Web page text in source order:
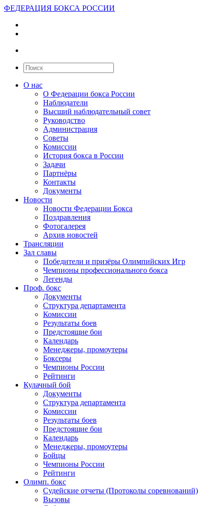
ФЕДЕРАЦИЯ БОКСА РОССИИ
О нас
О Федерации бокса России
Наблюдатели
Высший наблюдательный совет
Руководство
Администрация
Советы
Комиссии
История бокса в России
Задачи
Партнёры
Контакты
Документы
Новости
Новости Федерации Бокса
Поздравления
Фотогалерея
Архив новостей
Трансляции
Зал славы
Победители и призёры Олимпийских Игр
Чемпионы профессионального бокса
Легенды
Проф. бокс
Документы
Структура департамента
Комиссии
Результаты боев
Предстоящие бои
Календарь
Менеджеры, промоутеры
Боксеры
Чемпионы России
Рейтинги
Кулачный бой
Документы
Структура департамента
Комиссии
Результаты боев
Предстоящие бои
Календарь
Менеджеры, промоутеры
Бойцы
Чемпионы России
Рейтинги
Олимп. бокс
Судейские отчеты (Протоколы соревнований)
Вызовы